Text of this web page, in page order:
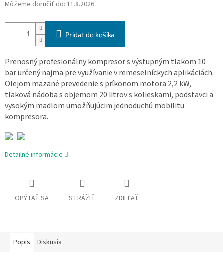
Môžeme doručiť do: 11.8.2026
Pridať do košíka
Prenosný profesionálny kompresor s výstupným tlakom 10
bar určený najmä pre využívanie v remeselníckych aplikáciách.
Olejom mazané prevedenie s príkonom motora 2,2 kW,
tlaková nádoba s objemom 20 litrov s kolieskami, podstavci a
vysokým madlom umožňujúcim jednoduchú mobilitu
kompresora.
Detailné informácie
OPÝTAŤ SA STRÁŽIŤ ZDIEĽAŤ
Popis Diskusia